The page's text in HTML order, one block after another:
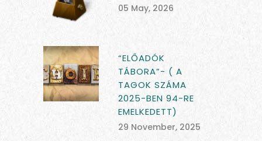
05 May, 2026
“ELŐADÓK
TÁBORA”- ( A
TAGOK SZÁMA
2025-BEN 94-RE
EMELKEDETT)
29 November, 2025